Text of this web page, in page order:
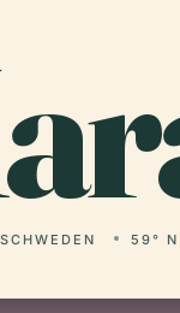
SCHWEDEN 59° N